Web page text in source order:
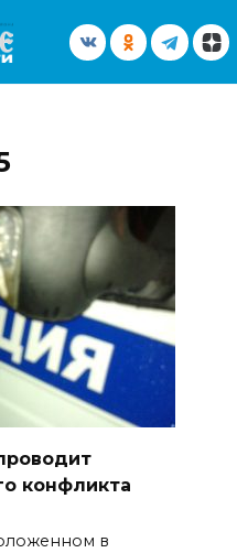
конфликта
в